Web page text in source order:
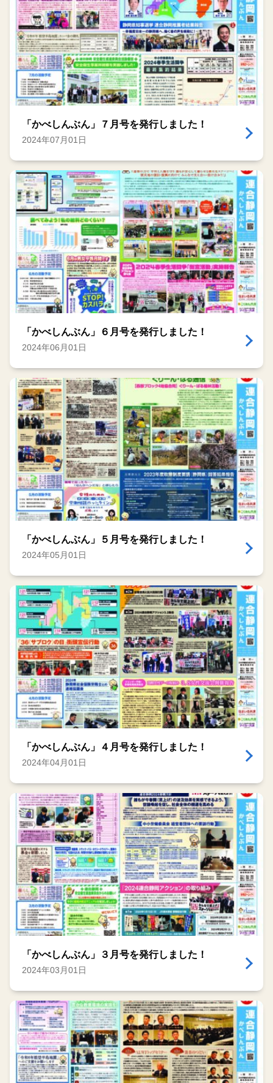
「かべしんぶん」７月号を発行しました！
2024年07月01日
「かべしんぶん」６月号を発行しました！
2024年06月01日
「かべしんぶん」５月号を発行しました！
2024年05月01日
「かべしんぶん」４月号を発行しました！
2024年04月01日
「かべしんぶん」３月号を発行しました！
2024年03月01日